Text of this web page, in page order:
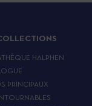
HALPHEN
PRINCIPAUX